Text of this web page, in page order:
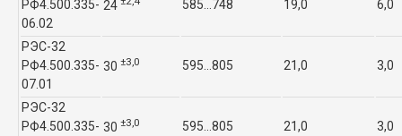
РФ4.500.335-
06.02
24 585…748 19,0 6,0
РЭС-32
РФ4.500.335-
07.01
30 ±3,0 595…805 21,0 3,0
РЭС-32
РФ4.500.335- 30 ±3,0 595…805 21,0 3,0